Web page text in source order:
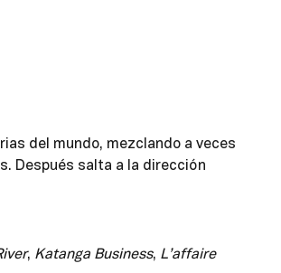
del mundo, mezclando a veces
Después salta a la dirección
, Katanga Business, L’affaire